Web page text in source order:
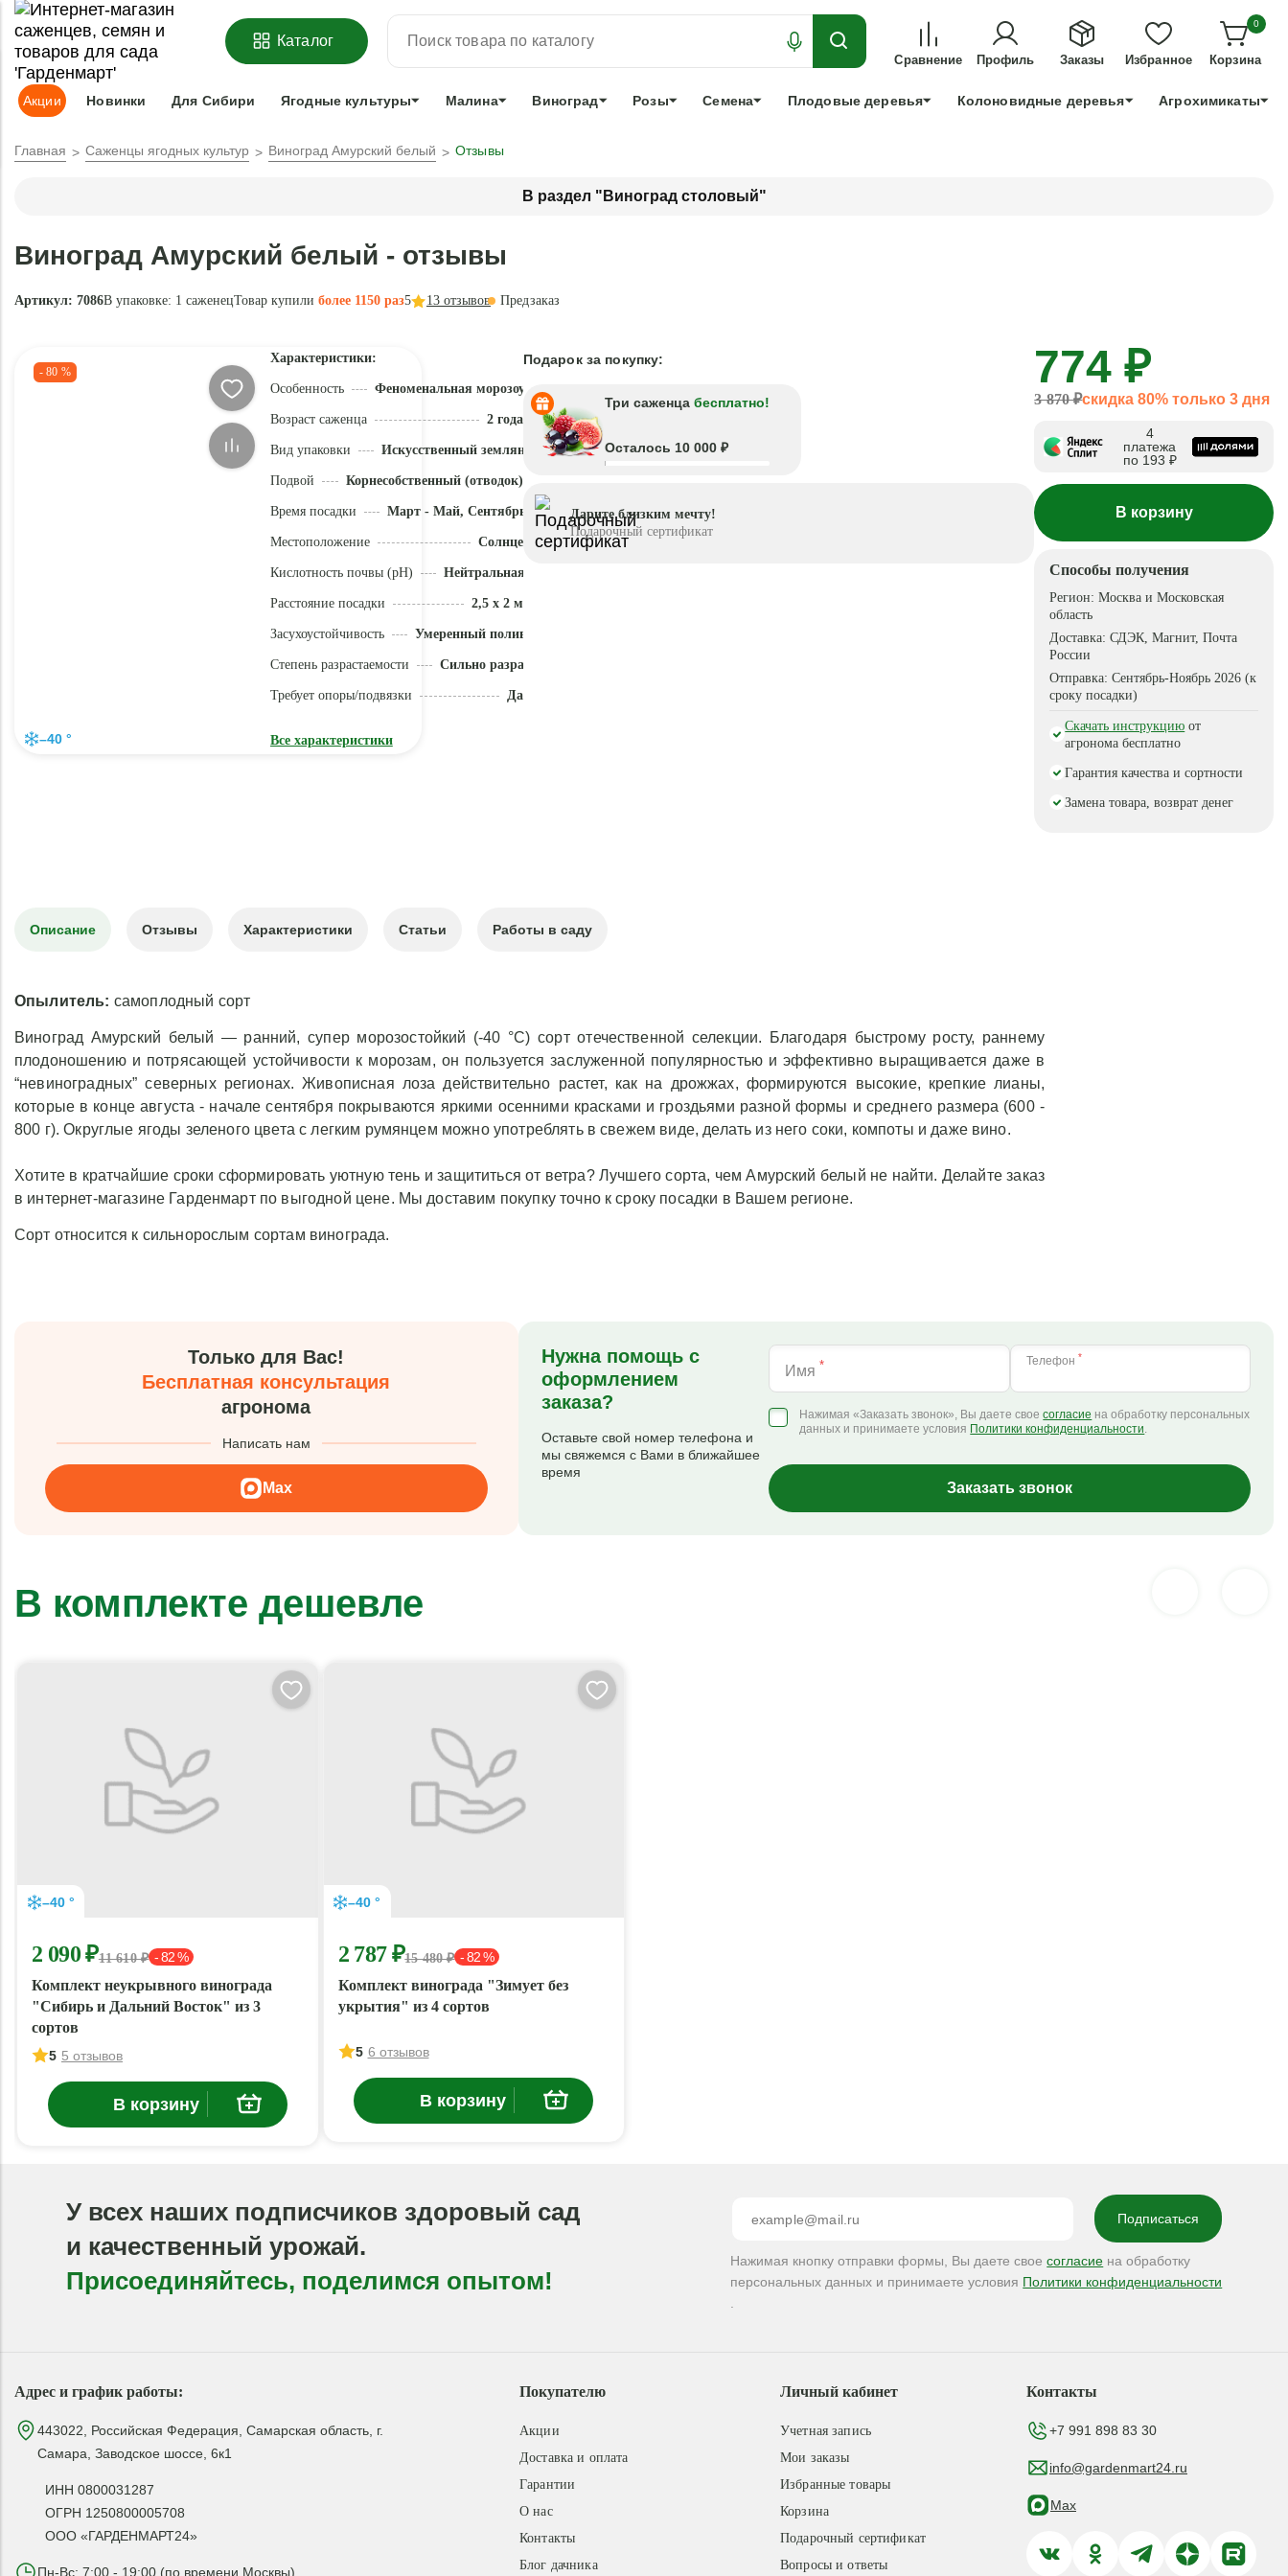
ОФОРМИТЬПРЕДЗАКАЗ =ЗАБРОНИРОВАТЬЛУЧШЕЕ ДЛЯ ТЕХ, КТО УСПЕЕТ!
Адрес доставки:Москва Доставка и оплата Гарантии +7 991 898 83 30
Каталог
Сравнение Профиль Заказы Избранное
0
Корзина
Акции Новинки Для Сибири Ягодные культуры Малина Виноград Розы Семена Плодовые деревья Колоновидные деревья Агрохимикаты
Главная Саженцы ягодных культур Виноград Амурский белый Отзывы
В раздел "Виноград столовый"
Виноград Амурский белый - отзывы
Артикул: 7086В упаковке: 1 саженецТовар купили более 1150 раз5 13 отзывов Предзаказ
- 80 %
–40 °
Характеристики:
Особенность Феноменальная морозоустойчивость
Возраст саженца 2 года
Вид упаковки Искусственный земляной ком
Подвой Корнесобственный (отводок)
Время посадки Март - Май, Сентябрь - Октябрь
Местоположение Солнце
Кислотность почвы (pH) Нейтральная (5,5 - 7)
Расстояние посадки 2,5 x 2 м
Засухоустойчивость Умеренный полив
Степень разрастаемости Сильно разрастается
Требует опоры/подвязки Да
Все характеристики
Подарок за покупку:
Три саженца бесплатно!
Осталось 10 000 ₽
Дарите близким мечту!
Подарочный сертификат
774 ₽
3 870 ₽скидка 80% только 3 дня
4
платежа
по 193 ₽
В корзину
Способы получения
Регион:Москва и Московская
область
Доставка:СДЭК, Магнит, Почта
России
Отправка:Сентябрь-Ноябрь 2026 (к
сроку посадки)
Скачать инструкцию от
агронома бесплатно
Гарантия качества и сортности
Замена товара, возврат денег
Описание Отзывы Характеристики Статьи Работы в саду
Опылитель: самоплодный сорт
Виноград Амурский белый — ранний, супер морозостойкий (-40 °С) сорт отечественной селекции. Благодаря быстрому росту, раннему
плодоношению и потрясающей устойчивости к морозам, он пользуется заслуженной популярностью и эффективно выращивается даже в
“невиноградных” северных регионах. Живописная лоза действительно растет, как на дрожжах, формируются высокие, крепкие лианы,
которые в конце августа - начале сентября покрываются яркими осенними красками и гроздьями разной формы и среднего размера (600 -
800 г). Округлые ягоды зеленого цвета с легким румянцем можно употреблять в свежем виде, делать из него соки, компоты и даже вино.
Хотите в кратчайшие сроки сформировать уютную тень и защититься от ветра? Лучшего сорта, чем Амурский белый не найти. Делайте заказ
в интернет-магазине Гарденмарт по выгодной цене. Мы доставим покупку точно к сроку посадки в Вашем регионе.
Сорт относится к сильнорослым сортам винограда.
Только для Вас!
Бесплатная консультация
агронома
Написать нам
Max
Нужна помощь с
оформлением
заказа?
Оставьте свой номер телефона и
мы свяжемся с Вами в ближайшее
время
Имя * Телефон *
Нажимая «Заказать звонок», Вы даете своесогласие на обработку персональных
данных и принимаете условия Политики конфиденциальности.
Заказать звонок
В комплекте дешевле
–40 °
2 090 ₽11 610 ₽ - 82 %
Комплект неукрывного винограда
"Сибирь и Дальний Восток" из 3
сортов
5 5 отзывов
В корзину
–40 °
2 787 ₽15 480 ₽ - 82 %
Комплект винограда "Зимует без
укрытия" из 4 сортов
5 6 отзывов
В корзину
У всех наших подписчиков здоровый сад
и качественный урожай.
Присоединяйтесь, поделимся опытом!
Нажимая кнопку отправки формы, Вы даете своесогласие на обработку
персональных данных и принимаете условия Политики конфиденциальности
Адрес и график работы:
443022, Российская Федерация, Самарская область, г.
Самара, Заводское шоссе, 6к1
ИНН 0800031287
ОГРН 1250800005708
ООО «ГАРДЕНМАРТ24»
Пн-Вс: 7:00 - 19:00 (по времени Москвы)
Покупателю
Акции
Доставка и оплата
Гарантии
О нас
Контакты
Блог дачника
Личный кабинет
Учетная запись
Мои заказы
Избранные товары
Корзина
Подарочный сертификат
Вопросы и ответы
Контакты
+7 991 898 83 30
info@gardenmart24.ru
Max